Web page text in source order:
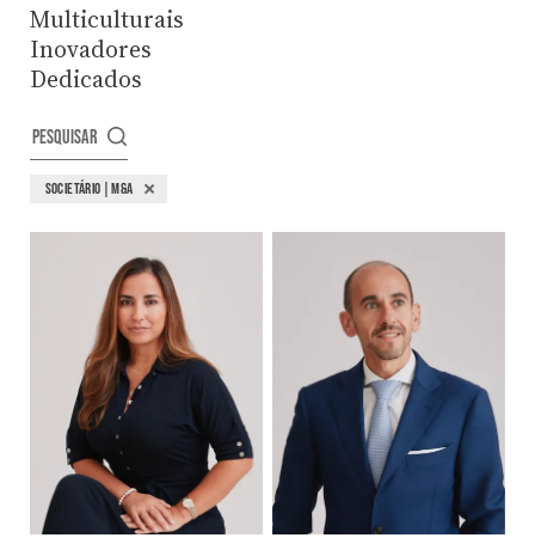
Multiculturais
Inovadores
Dedicados
PESQUISAR
SOCIETÁRIO | M&A